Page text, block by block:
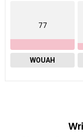
77
WOUAH